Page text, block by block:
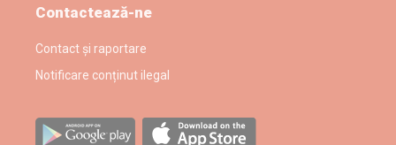
Contactează-ne
Contact și raportare
Notificare conținut ilegal